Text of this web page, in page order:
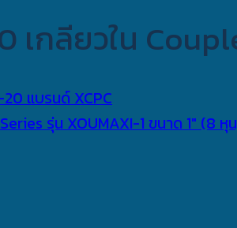
เกลียวใน